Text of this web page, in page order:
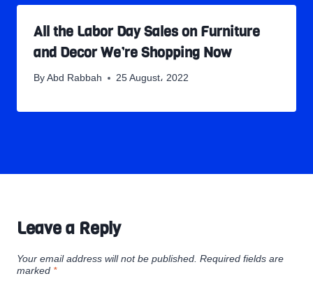
All the Labor Day Sales on Furniture
and Decor We’re Shopping Now
By Abd Rabbah 25 August، 2022
Leave a Reply
Your email address will not be published. Required fields are
marked *